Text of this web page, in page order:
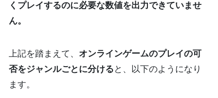
くプレイするのに必要な数値を出力できていませ
ん。
上記を踏まえて、 オンラインゲームのプレイの可
否をジャンルごとに分ける と、以下のようになり
ます。